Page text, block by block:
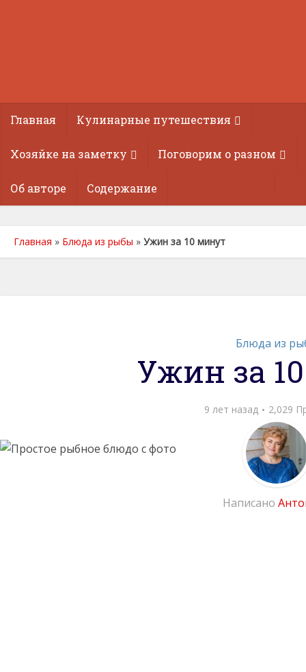
Главная Кулинарные путешествия
Хозяйке на заметку Поговорим о разном
Об авторе Содержание
Главная » Блюда из рыбы » Ужин за 10 минут
Блюда из
Ужин за
9 лет назад 2,029
Написано